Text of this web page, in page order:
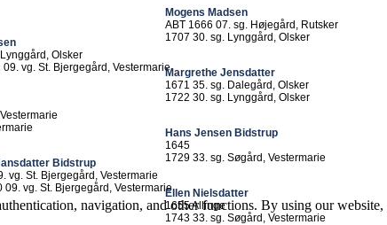
navigation, and other functions. By using our
Olsker
vg. St. Bjergegård, Vestermarie
Mogens Madsen
ABT 1666 07. sg. Højegård, Rutsker
1707 30. sg. Lynggård, Olsker
Margrethe Jensdatter
1671 35. sg. Dalegård, Olsker
1722 30. sg. Lynggård, Olsker
Bidstrup
vg. St. Bjergegård, Vestermarie
09. vg. St. Bjergegård, Vestermarie
Hans Jensen Bidstrup
1645
1729 33. sg. Søgård, Vestermarie
Ellen Nielsdatter
1655 Allinge
1743 33. sg. Søgård, Vestermarie